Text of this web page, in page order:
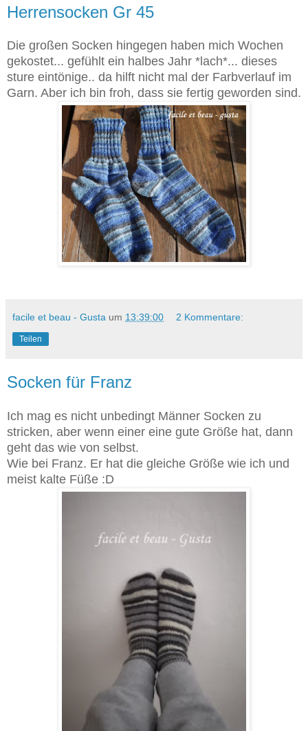
Herrensocken Gr 45
Die großen Socken hingegen haben mich Wochen
gekostet... gefühlt ein halbes Jahr *lach*... dieses
sture eintönige.. da hilft nicht mal der Farbverlauf im
Garn. Aber ich bin froh, dass sie fertig geworden sind.
facile et beau - Gusta um 13:39:00 2 Kommentare:
Teilen
Socken für Franz
Ich mag es nicht unbedingt Männer Socken zu
stricken, aber wenn einer eine gute Größe hat, dann
geht das wie von selbst.
Wie bei Franz. Er hat die gleiche Größe wie ich und
meist kalte Füße :D